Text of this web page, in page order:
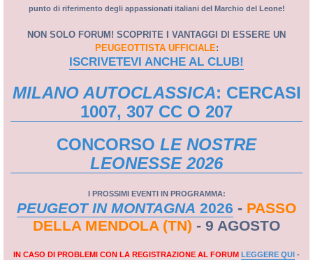
punto di riferimento degli appassionati italiani del Marchio del Leone!
NON SOLO FORUM! SCOPRITE I VANTAGGI DI ESSERE UN
PEUGEOTTISTA UFFICIALE:
ISCRIVETEVI ANCHE AL CLUB!
MILANO AUTOCLASSICA: CERCASI
1007, 307 CC O 207
CONCORSO LE NOSTRE
LEONESSE 2026
I PROSSIMI EVENTI IN PROGRAMMA:
PEUGEOT IN MONTAGNA 2026 - PASSO
DELLA MENDOLA (TN) - 9 AGOSTO
IN CASO DI PROBLEMI CON LA REGISTRAZIONE AL FORUM LEGGERE QUI -